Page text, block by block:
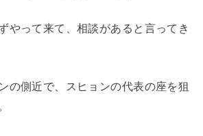
やって来て、相談があると言ってき
の側近で、スヒョンの代表の座を狙